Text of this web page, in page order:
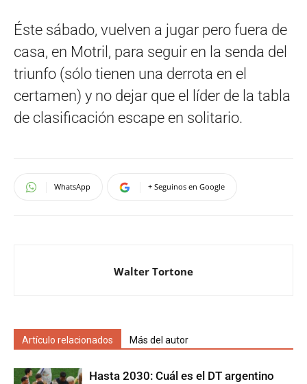
Éste sábado, vuelven a jugar pero fuera de
casa, en Motril, para seguir en la senda del
triunfo (sólo tienen una derrota en el
certamen) y no dejar que el líder de la tabla
de clasificación escape en solitario.
WhatsApp + Seguinos en Google
Walter Tortone
Artículo relacionados Más del autor
Hasta 2030: Cuál es el DT argentino